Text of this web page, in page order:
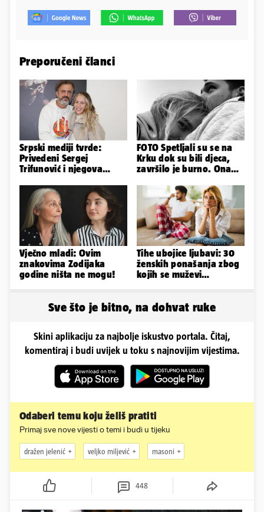
Preporučeni članci
Srpski mediji tvrde:
Privedeni Sergej
Trifunović i njegova
incident
FOTO Spetljali su se na
Krku dok su bili djeca,
završilo je burno. Ona
Vječno mladi: Ovim
znakovima Zodijaka
godine ništa ne mogu!
Tihe ubojice ljubavi: 30
ženskih ponašanja zbog
kojih se muževi
Sve što je bitno, na dohvat ruke
Skini aplikaciju za najbolje iskustvo portala. Čitaj,
komentiraj i budi uvijek u toku s najnovijim vijestima.
Odaberi temu koju želiš pratiti
Primaj sve nove vijesti o temi i budi u tijeku
dražen jelenić veljko miljević masoni
448